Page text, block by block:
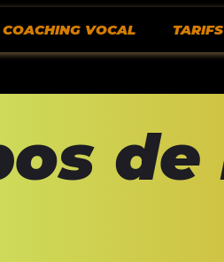
COACHING VOCAL
de